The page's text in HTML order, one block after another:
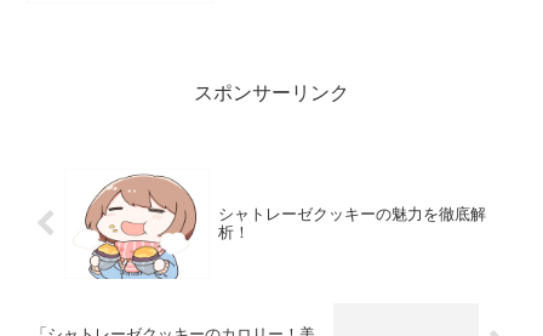
スポンサーリンク
シャトレーゼクッキーの魅力を徹底解
析！